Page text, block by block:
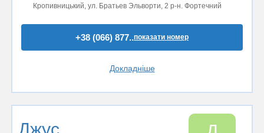
Кропивницький, ул. Братьев Эльворти, 2 р-н. Фортечний
+38 (066) 877..показати номер
Докладніше